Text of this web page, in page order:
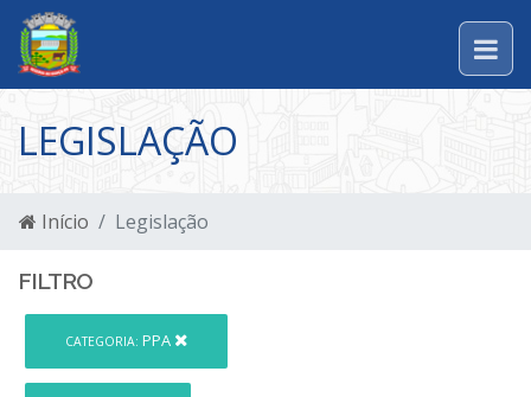
LEGISLAÇÃO
Início Legislação
FILTRO
CATEGORIA: PPA